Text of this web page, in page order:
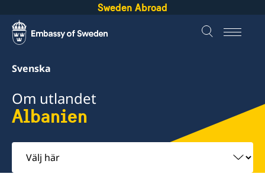
Sweden Abroad
Svenska
Om utlandet
Albanien
Välj
här